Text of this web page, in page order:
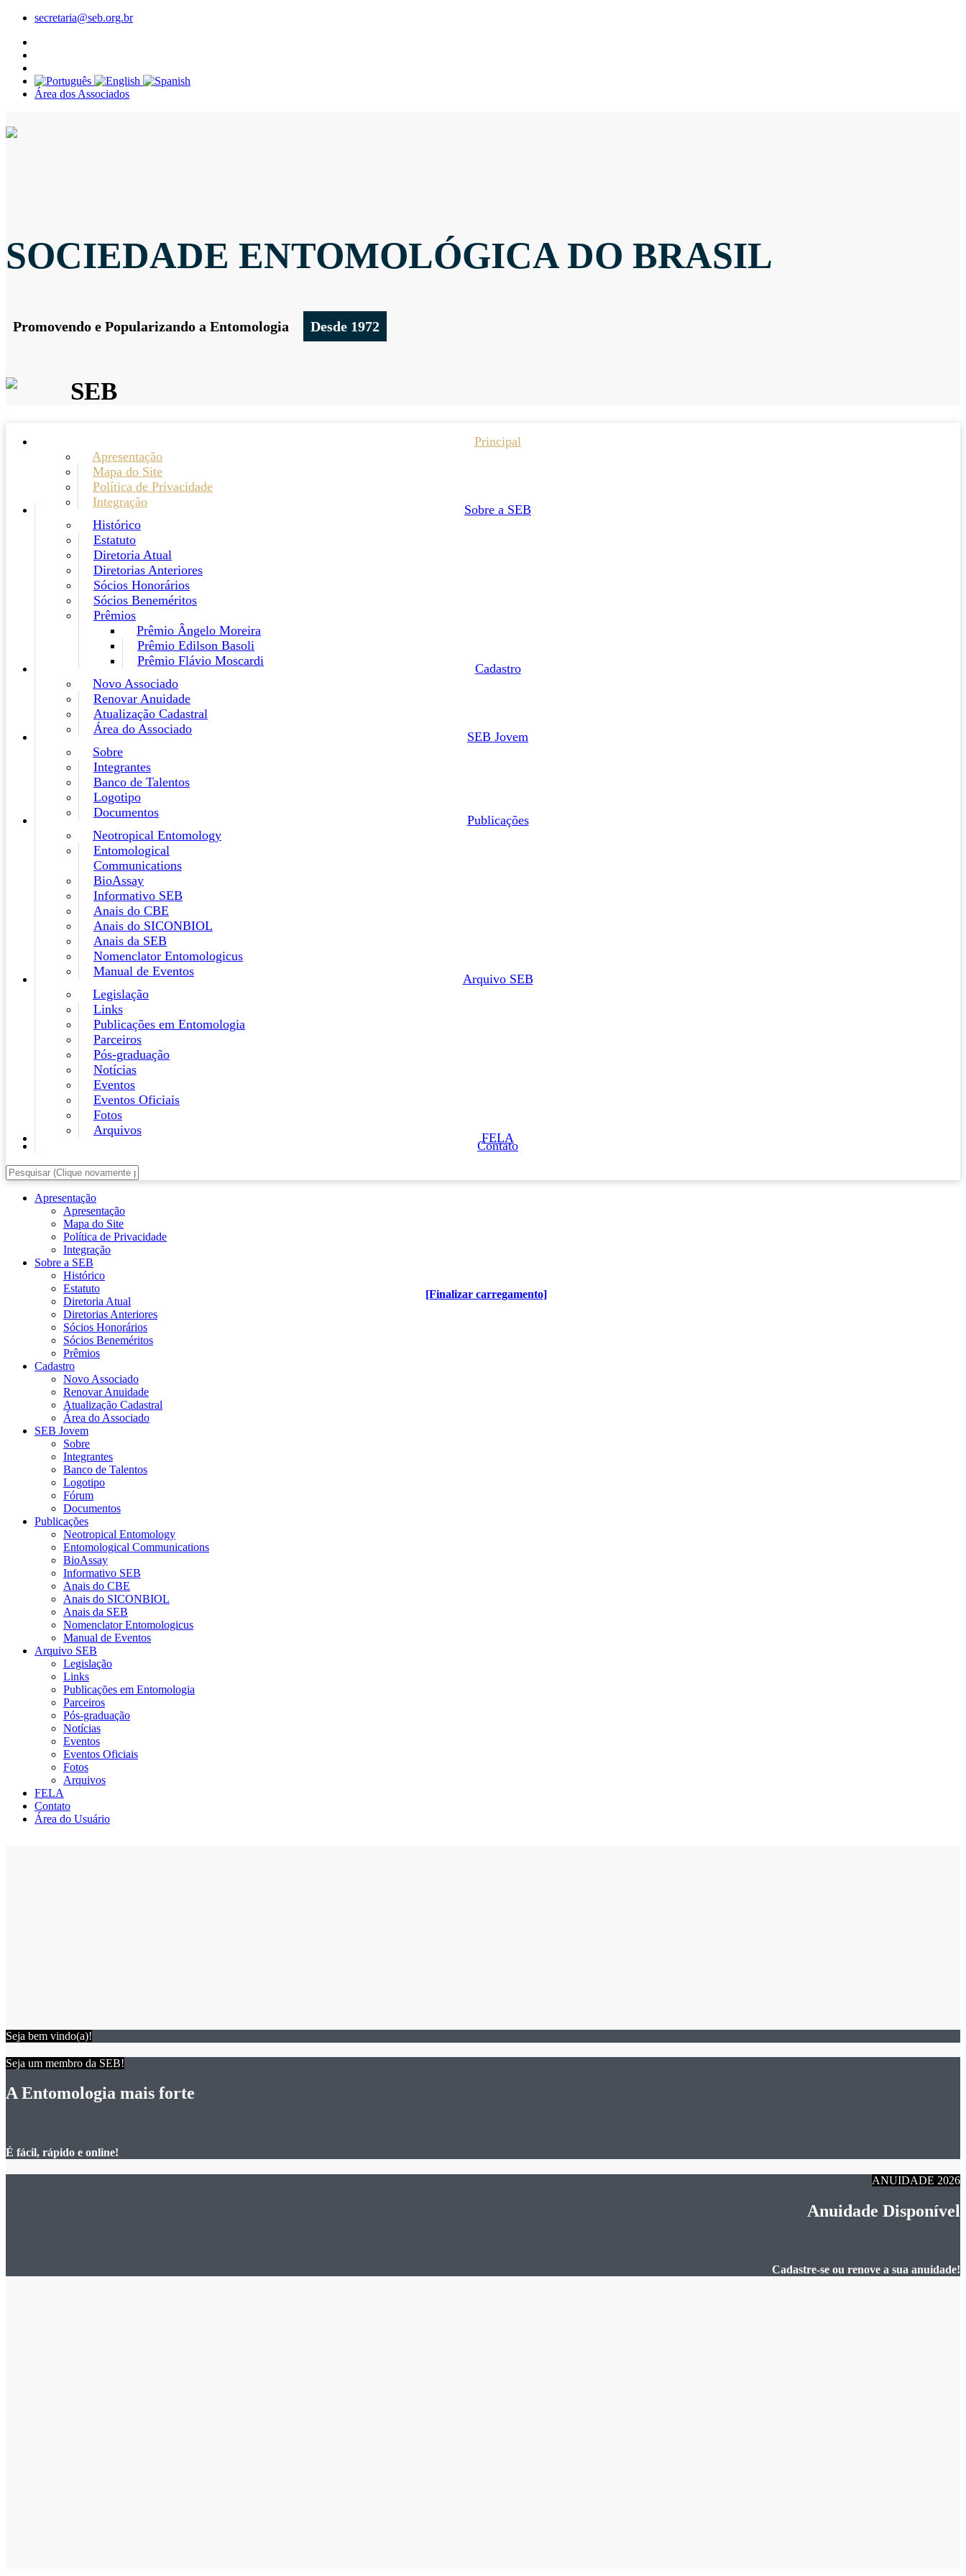
[Finalizar carregamento]
secretaria@seb.org.br
Área dos Associados
SOCIEDADE ENTOMOLÓGICA DO BRASIL
Promovendo e Popularizando a Entomologia Desde 1972
SEB
Principal
Apresentação
Mapa do Site
Política de Privacidade
Integração
Sobre a SEB
Histórico
Estatuto
Diretoria Atual
Diretorias Anteriores
Sócios Honorários
Sócios Beneméritos
Prêmios
Prêmio Ângelo Moreira
Prêmio Edilson Basoli
Prêmio Flávio Moscardi
Cadastro
Novo Associado
Renovar Anuidade
Atualização Cadastral
Área do Associado
SEB Jovem
Sobre
Integrantes
Banco de Talentos
Logotipo
Documentos
Publicações
Neotropical Entomology
Entomological
Communications
BioAssay
Informativo SEB
Anais do CBE
Anais do SICONBIOL
Anais da SEB
Nomenclator Entomologicus
Manual de Eventos
Arquivo SEB
Legislação
Links
Publicações em Entomologia
Parceiros
Pós-graduação
Notícias
Eventos
Eventos Oficiais
Fotos
Arquivos
FELA
Contato
Apresentação
Apresentação
Mapa do Site
Política de Privacidade
Integração
Sobre a SEB
Histórico
Estatuto
Diretoria Atual
Diretorias Anteriores
Sócios Honorários
Sócios Beneméritos
Prêmios
Cadastro
Novo Associado
Renovar Anuidade
Atualização Cadastral
Área do Associado
SEB Jovem
Sobre
Integrantes
Banco de Talentos
Logotipo
Fórum
Documentos
Publicações
Neotropical Entomology
Entomological Communications
BioAssay
Informativo SEB
Anais do CBE
Anais do SICONBIOL
Anais da SEB
Nomenclator Entomologicus
Manual de Eventos
Arquivo SEB
Legislação
Links
Publicações em Entomologia
Parceiros
Pós-graduação
Notícias
Eventos
Eventos Oficiais
Fotos
Arquivos
FELA
Contato
Área do Usuário
Seja bem vindo(a)!
Seja um membro da SEB!
A Entomologia mais forte
É fácil, rápido e online!
ANUIDADE 2026
Anuidade Disponível
Cadastre-se ou renove a sua anuidade!